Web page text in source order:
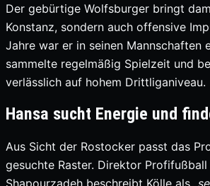
Der gebürtige Wolfsburger bringt
Konstanz, sondern auch offensive
Jahre war er in seinen Mannschaften
sammelte regelmäßig Spielzeit und
verlässlich auf hohem Drittliganiveau.
Hansa sucht Energie und
Aus Sicht der Rostocker passt das
gesuchte Raster. Direktor Profifußball
Shapourzadeh beschreibt Kölle als „